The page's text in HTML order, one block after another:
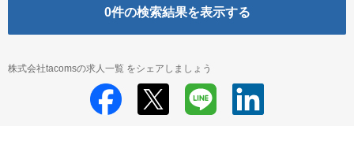
0件の検索結果を表示する
株式会社tacomsの求人一覧 をシェアしましょう